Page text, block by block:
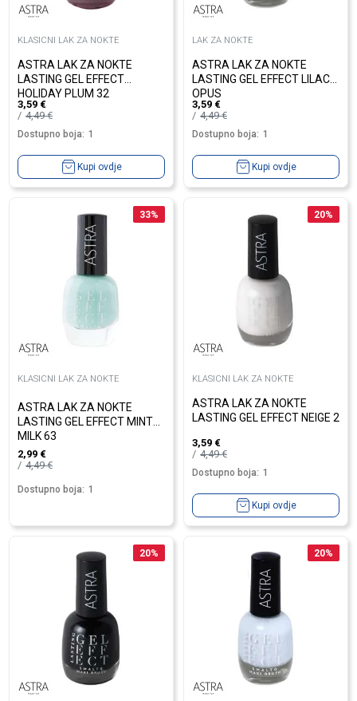
KLASICNI LAK ZA NOKTE
ASTRA LAK ZA NOKTE
LASTING GEL EFFECT
HOLIDAY PLUM 32
3,59 €
4,49€
Dostupno boja: 1
Kupi ovdje
LAK ZA NOKTE
ASTRA LAK ZA NOKTE
LASTING GEL EFFECT LILAC
OPUS
3,59 €
4,49€
Dostupno boja: 1
Kupi ovdje
33%
KLASICNI LAK ZA NOKTE
ASTRA LAK ZA NOKTE
LASTING GEL EFFECT MINTY
MILK 63
2,99 €
4,49€
Dostupno boja: 1
20%
KLASICNI LAK ZA NOKTE
ASTRA LAK ZA NOKTE
LASTING GEL EFFECT NEIGE 2
3,59 €
4,49€
Dostupno boja: 1
Kupi ovdje
20% 20%